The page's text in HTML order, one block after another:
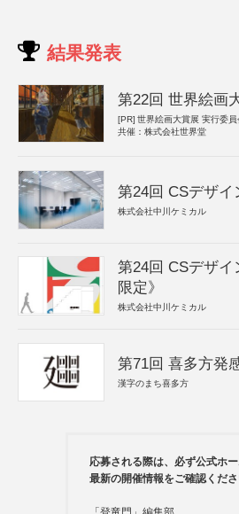
結果発表
第22回 世界絵画
[PR] 世界絵画大賞展 実行委員
共催：株式会社世界堂
第24回 CSデザイ
株式会社中川ケミカル
第24回 CSデザ
限定》
株式会社中川ケミカル
第71回 喜多方発
漢字のまち喜多方
応募される際は、必ず公式ホ
最新の開催情報をご確認くださ
「登竜門」編集部